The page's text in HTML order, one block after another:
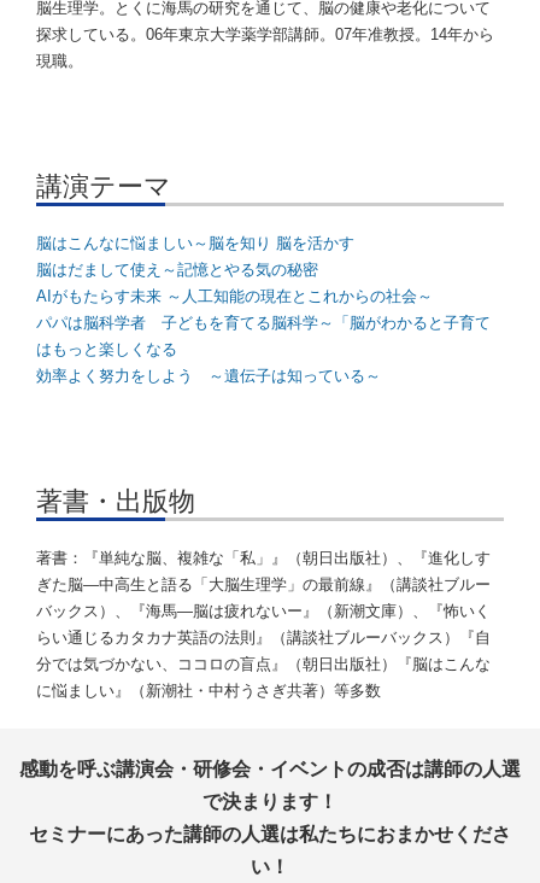
脳生理学。とくに海馬の研究を通じて、脳の健康や老化について
探求している。06年東京大学薬学部講師。07年准教授。14年から
現職。
講演テーマ
脳はこんなに悩ましい～脳を知り 脳を活かす
脳はだまして使え～記憶とやる気の秘密
AIがもたらす未来 ～人工知能の現在とこれからの社会～
パパは脳科学者 子どもを育てる脳科学～「脳がわかると子育て
はもっと楽しくなる
効率よく努力をしよう ～遺伝子は知っている～
著書・出版物
著書：『単純な脳、複雑な「私」』（朝日出版社）、『進化しす
ぎた脳―中高生と語る「大脳生理学」の最前線』（講談社ブルー
バックス）、『海馬―脳は疲れないー』（新潮文庫）、『怖いく
らい通じるカタカナ英語の法則』（講談社ブルーバックス）『自
分では気づかない、ココロの盲点』（朝日出版社）『脳はこんな
に悩ましい』（新潮社・中村うさぎ共著）等多数
感動を呼ぶ講演会・研修会・イベントの成否は講師の人選
で決まります！
セミナーにあった講師の人選は私たちにおまかせくださ
い！